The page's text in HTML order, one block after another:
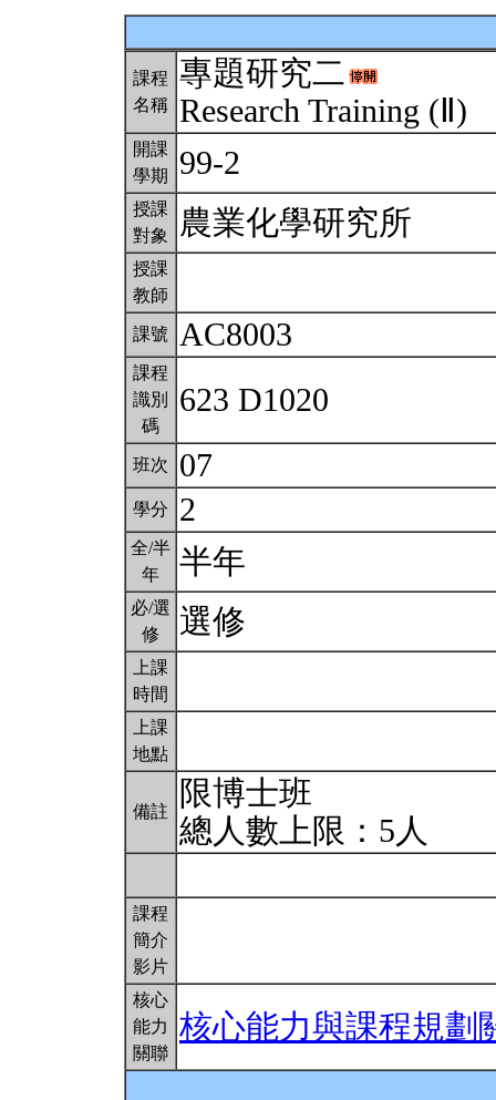
課程
名稱
專題研究二
Research Training (Ⅱ)
開課
學期
99-2
授課
對象
農業化學研究所
授課
教師
課號 AC8003
課程
識別
碼
623 D1020
班次 07
學分 2
全/半
年
半年
必/選
修
選修
上課
時間
上課
地點
備註
限博士班
總人數上限：5人
課程
簡介
影片
核心
能力
關聯
核心能力與課程規劃